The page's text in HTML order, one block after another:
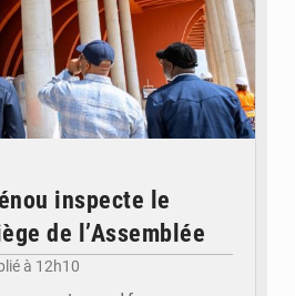
inspecte le
de l’Assemblée
à 12h10